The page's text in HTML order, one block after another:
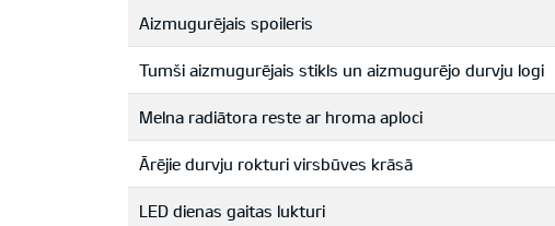
Aizmugurējais spoileris
Tumši aizmugurējais stikls un aizmugurējo durvju logi
Melna radiātora reste ar hroma aploci
Ārējie durvju rokturi virsbūves krāsā
LED dienas gaitas lukturi